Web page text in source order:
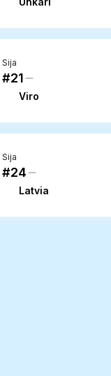
Sija
#21
Viro
Sija
#24
Latvia